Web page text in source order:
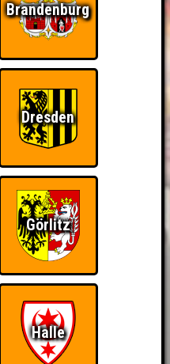
Brandenburg
Dresden
Görlitz
Halle